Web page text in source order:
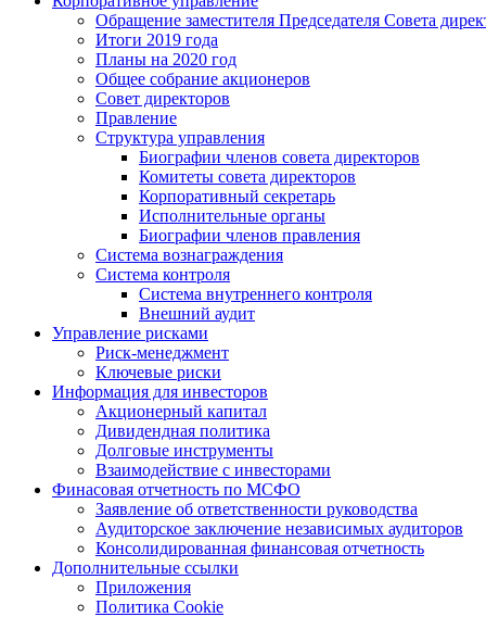
Обращение заместителя Председателя Совета
Итоги 2019 года
Планы на 2020 год
Общее собрание акционеров
Совет директоров
Правление
Структура управления
Биографии членов совета директоров
Комитеты совета директоров
Корпоративный секретарь
Исполнительные органы
Биографии членов правления
Система вознаграждения
Система контроля
Система внутреннего контроля
Внешний аудит
Управление рисками
Риск-менеджмент
Ключевые риски
Информация для инвесторов
Акционерный капитал
Дивидендная политика
Долговые инструменты
Взаимодействие с инвеcторами
Финасовая отчетность по МСФО
Заявление об ответственности руководства
Аудиторское заключение независимых аудиторов
Консолидированная финансовая отчетность
Дополнительные ссылки
Приложения
Политика Cookie